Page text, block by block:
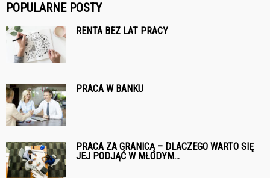
POPULARNE POSTY
RENTA BEZ LAT PRACY
PRACA W BANKU
PRACA ZA GRANICĄ – DLACZEGO WARTO SIĘ
JEJ PODJĄĆ W MŁODYM...